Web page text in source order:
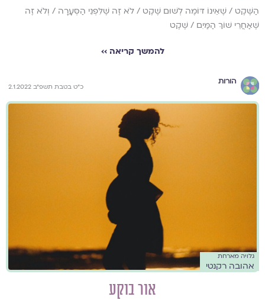
הַשֶּׁקֶט / שֶׁאֵינוֹ דּוֹמֶה לְשׁוּם שֶׁקֶט / לֹא זֶה שֶׁלִּפְנֵי הַסְּעָרָה / וְלֹא זֶה
שֶׁאַחֲרֵי שׁוֹךְ הַמַּיִם / שֶׁקֶט
להמשך קריאה ››
הורות
כ"ט בטבת תשפ"ב 2.1.2022
גלויה מארחת
אהובה רקנטי
אור בוקע